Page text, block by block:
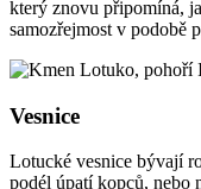
který znovu připomíná,
samozřejmost v podobě
Vesnice
Lotucké vesnice bývají
podél úpatí kopců, nebo